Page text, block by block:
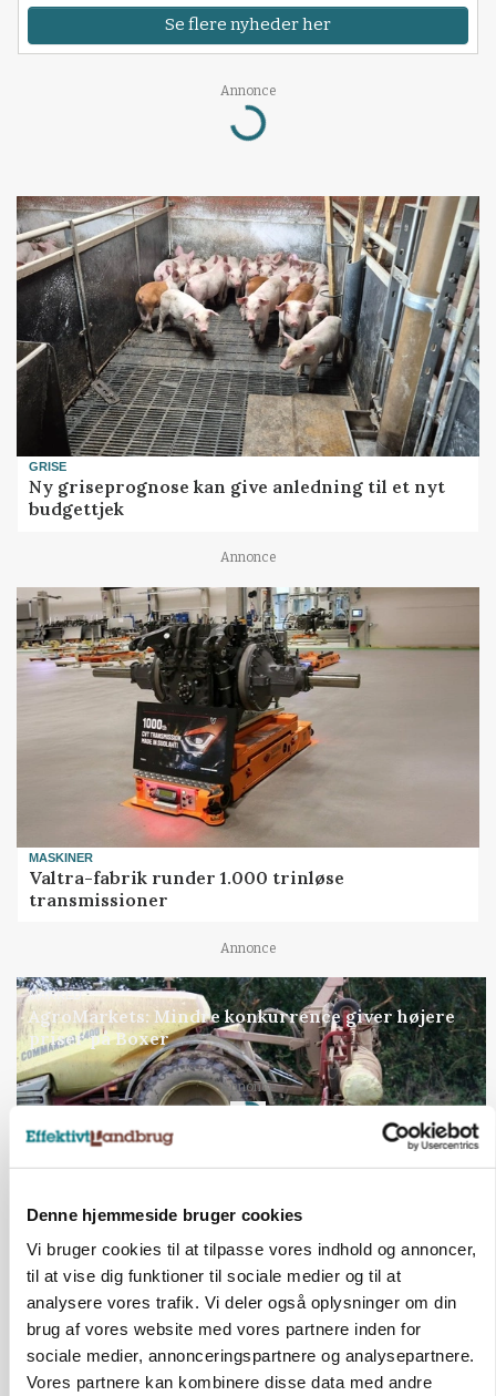
Denne hjemmeside bruger cookies
Vi bruger cookies til at tilpasse vores indhold og annoncer,
til at vise dig funktioner til sociale medier og til at
analysere vores trafik. Vi deler også oplysninger om din
brug af vores website med vores partnere inden for
sociale medier, annonceringspartnere og analysepartnere.
Vores partnere kan kombinere disse data med andre
Se flere nyheder her
Annonce
Loading...
GRISE
Ny griseprognose kan give anledning til et nyt
budgettjek
Annonce
MASKINER
Valtra-fabrik runder 1.000 trinløse
transmissioner
Annonce
MARKED
AgroMarkets: Mindre konkurrence giver højere
priser på Boxer
Annonce
Jobs
i samarbejde med
81ledige stillinger
Opret agent
Se alle jobs